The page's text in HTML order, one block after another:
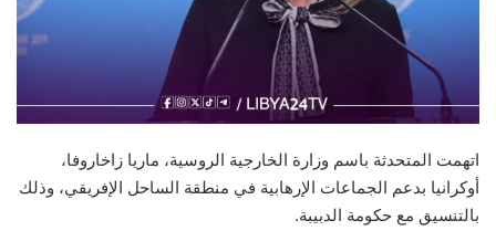
اتهمت المتحدثة باسم وزارة الخارجية الروسية، ماريا زاخاروفا،
أوكرانيا بدعم الجماعات الإرهابية في منطقة الساحل الإفريقي، وذلك
بالتنسيق مع حكومة الدبيبة.